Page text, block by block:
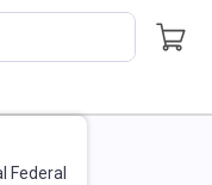
Federal